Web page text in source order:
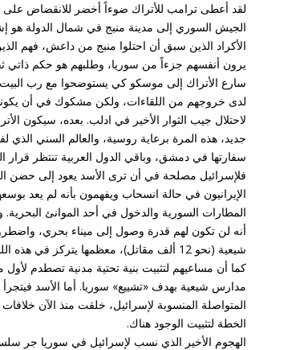
لقد أعطى ترامب للأتراك ضوءاً أخضر للانقضاض
الجيش السوري إلى مدينة منبج في شمال الدولة هو
الأكراد الذين سبق أن احتلوا منبج من داعش، فهم
يرون أنفسهم جزءاً من سوريا، وطلبهم هو حكم ذاتي
سارع الأتراك إلى موسكو كي يستوضحوا مع رب البيت
لدى خروجهم من اللقاءات، ولكن مشكوك في أن
لاحتلال جيب الثوار الأخير في ادلب. بعده، سيكون
جديد، هذه المرة برعاية روسية، والعالم السني
سفارتها في دمشق، وباقي الدول العربية تنتظر قرار
فلإسرائيل مصلحة في أن ترى الأسد يعود إلى حضن
الإيرانيون في حالة انسحاب ويفهمون بأنه لم يعد
المطارات السورية والدخول في أحد الموانئ
أنه لن تكون لهم قدرة وصول إلى ميناء بحري،
شيعية (نحو 12 ألف مقاتل)، معظمها يتركز في هذه اللحظة في الشمال، تمهيداً للمعركة على ادلب.
كما أن مساعيهم لتثبيت بنية تحتية مدنية تصطدم
مدارس شيعية بهدف «تشييع» سوريا. أما الأسد
المتواصلة المنسوبة لإسرائيل، خلقت منذ الآن
الخطة لتثبيت الوجود هناك.
الهجوم الأخير الذي نسب لإسرائيل في سوريا جر